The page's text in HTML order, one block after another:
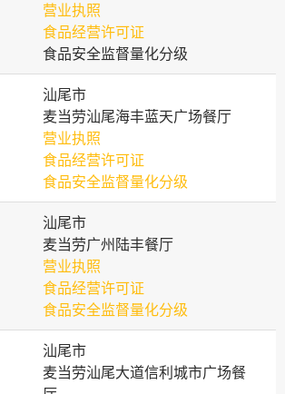
营业执照
食品经营许可证
食品安全监督量化分级
汕尾市
麦当劳汕尾海丰蓝天广场餐厅
营业执照
食品经营许可证
食品安全监督量化分级
汕尾市
麦当劳广州陆丰餐厅
营业执照
食品经营许可证
食品安全监督量化分级
汕尾市
麦当劳汕尾大道信利城市广场餐